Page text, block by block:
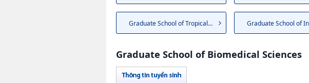
Graduate School of Tropical M...
Graduate School of Biomedical Sciences